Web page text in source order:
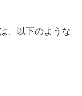
、以下のような